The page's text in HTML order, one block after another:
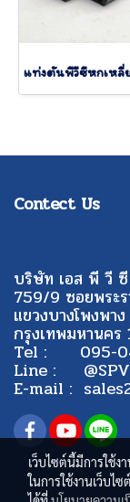
Contect Us
บริษัท เอส พี วี
759/9 ซอยพระ
แขวงบางโพงพา
กรุงเทพมหานคร
Tel : 095-
Line :
E-mail :
เว็บไซต์นี้มีการใช้
ในการใช้งานเว็บไ